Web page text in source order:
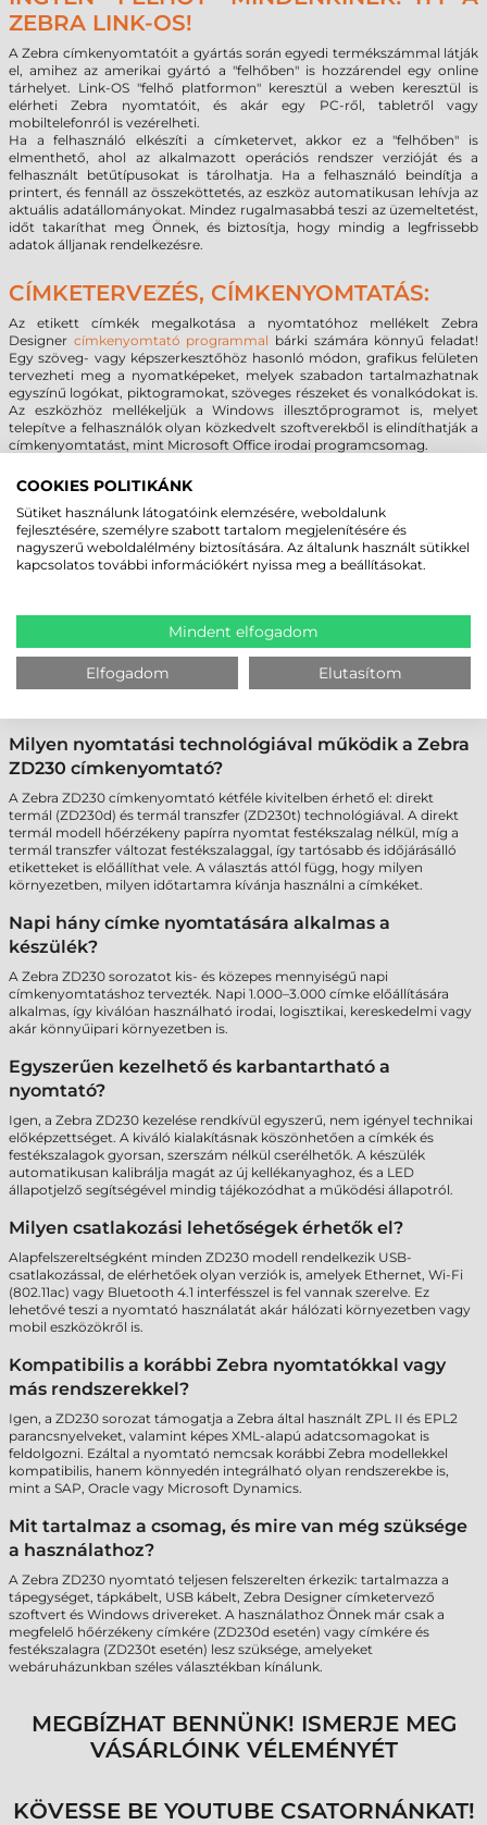
ZEBRA LINK-OS!
A Zebra címkenyomtatóit a gyártás során egyedi termékszámmal látják
el, amihez az amerikai gyártó a "felhőben" is hozzárendel egy online
tárhelyet. Link-OS "felhő platformon" keresztül a weben keresztül is
elérheti Zebra nyomtatóit, és akár egy PC-ről, tabletről vagy
mobiltelefonról is vezérelheti.
Ha a felhasználó elkészíti a címketervet, akkor ez a "felhőben" is
elmenthető, ahol az alkalmazott operációs rendszer verzióját és a
felhasznált betűtípusokat is tárolhatja. Ha a felhasználó beindítja a
printert, és fennáll az összeköttetés, az eszköz automatikusan lehívja az
aktuális adatállományokat. Mindez rugalmasabbá teszi az üzemeltetést,
időt takaríthat meg Önnek, és biztosítja, hogy mindig a legfrissebb
adatok álljanak rendelkezésre.
CÍMKETERVEZÉS, CÍMKENYOMTATÁS:
Az etikett címkék megalkotása a nyomtatóhoz mellékelt Zebra
Designer címkenyomtató programmal bárki számára könnyű feladat!
Egy szöveg- vagy képszerkesztőhöz hasonló módon, grafikus felületen
tervezheti meg a nyomatképeket, melyek szabadon tartalmazhatnak
egyszínű logókat, piktogramokat, szöveges részeket és vonalkódokat is.
Az eszközhöz mellékeljük a Windows illesztőprogramot is, melyet
telepítve a felhasználók olyan közkedvelt szoftverekből is elindíthatják a
címkenyomtatást, mint Microsoft Office irodai programcsomag.
VÁSÁRLÁSTÓL AZ ETIKETT CÍMKE
NYOMTATÁSIG
A Zebra ZD230 címkenyomtatóhoz minden működéshez szükséges
összetevőt csomagolunk (tápegység, tápkábel , szoftver, stb.), így
Milyen nyomtatási technológiával működik a Zebra
ZD230 címkenyomtató?
A Zebra ZD230 címkenyomtató kétféle kivitelben érhető el: direkt
termál (ZD230d) és termál transzfer (ZD230t) technológiával. A direkt
termál modell hőérzékeny papírra nyomtat festékszalag nélkül, míg a
termál transzfer változat festékszalaggal, így tartósabb és időjárásálló
etiketteket is előállíthat vele. A választás attól függ, hogy milyen
környezetben, milyen időtartamra kívánja használni a címkéket.
Napi hány címke nyomtatására alkalmas a
készülék?
A Zebra ZD230 sorozatot kis- és közepes mennyiségű napi
címkenyomtatáshoz tervezték. Napi 1.000–3.000 címke előállítására
alkalmas, így kiválóan használható irodai, logisztikai, kereskedelmi vagy
akár könnyűipari környezetben is.
Egyszerűen kezelhető és karbantartható a
nyomtató?
Igen, a Zebra ZD230 kezelése rendkívül egyszerű, nem igényel technikai
előképzettséget. A kiváló kialakításnak köszönhetően a címkék és
festékszalagok gyorsan, szerszám nélkül cserélhetők. A készülék
automatikusan kalibrálja magát az új kellékanyaghoz, és a LED
állapotjelző segítségével mindig tájékozódhat a működési állapotról.
Milyen csatlakozási lehetőségek érhetők el?
Alapfelszereltségként minden ZD230 modell rendelkezik USB-
csatlakozással, de elérhetőek olyan verziók is, amelyek Ethernet, Wi-Fi
(802.11ac) vagy Bluetooth 4.1 interfésszel is fel vannak szerelve. Ez
lehetővé teszi a nyomtató használatát akár hálózati környezetben vagy
mobil eszközökről is.
Kompatibilis a korábbi Zebra nyomtatókkal vagy
más rendszerekkel?
Igen, a ZD230 sorozat támogatja a Zebra által használt ZPL II és EPL2
parancsnyelveket, valamint képes XML-alapú adatcsomagokat is
feldolgozni. Ezáltal a nyomtató nemcsak korábbi Zebra modellekkel
kompatibilis, hanem könnyedén integrálható olyan rendszerekbe is,
mint a SAP, Oracle vagy Microsoft Dynamics.
Mit tartalmaz a csomag, és mire van még szüksége
a használathoz?
A Zebra ZD230 nyomtató teljesen felszerelten érkezik: tartalmazza a
tápegységet, tápkábelt, USB kábelt, Zebra Designer címketervező
szoftvert és Windows drivereket. A használathoz Önnek már csak a
megfelelő hőérzékeny címkére (ZD230d esetén) vagy címkére és
festékszalagra (ZD230t esetén) lesz szüksége, amelyeket
webáruházunkban széles választékban kínálunk.
MEGBÍZHAT BENNÜNK! ISMERJE MEG
VÁSÁRLÓINK VÉLEMÉNYÉT
KÖVESSE BE YOUTUBE CSATORNÁNKAT!
COOKIES POLITIKÁNK
Sütiket használunk látogatóink elemzésére, weboldalunk
fejlesztésére, személyre szabott tartalom megjelenítésére és
nagyszerű weboldalélmény biztosítására. Az általunk használt sütikkel
kapcsolatos további információkért nyissa meg a beállításokat.
Mindent elfogadom
Elfogadom Elutasítom